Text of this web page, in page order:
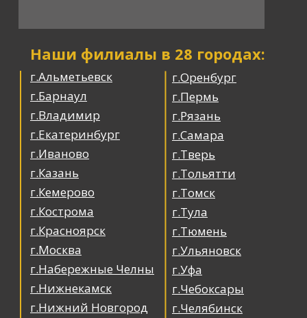
г.Оренбург
г.Пермь
г.Рязань
г.Самара
г.Тверь
г.Тольятти
г.Томск
г.Тула
г.Тюмень
г.Ульяновск
г.Уфа
г.Чебоксары
г.Челябинск
г.Альметьевск
г.Барнаул
г.Владимир
г.Екатеринбург
г.Иваново
г.Казань
г.Кемерово
г.Кострома
г.Красноярск
г.Москва
г.Набережные Челны
г.Нижнекамск
г.Нижний Новгород
Наши филиалы в 28 городах: